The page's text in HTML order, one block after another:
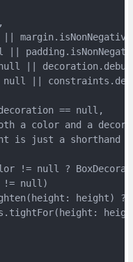
||
||
||
== null,
a color and a
is just a shorthand
!= null ?
null)
height) ??